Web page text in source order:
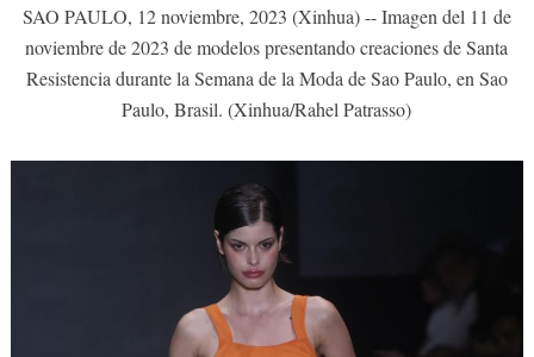
SAO PAULO, 12 noviembre, 2023 (Xinhua) -- Imagen del 11 de
noviembre de 2023 de modelos presentando creaciones de Santa
Resistencia durante la Semana de la Moda de Sao Paulo, en Sao
Paulo, Brasil. (Xinhua/Rahel Patrasso)